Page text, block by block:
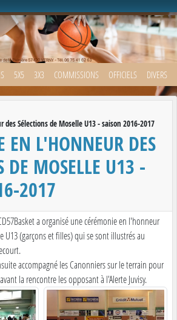
5X5 3X3 COMMISSIONS OFFICIELS DIVERS
Sélections de Moselle U13 - saison 2016-2017
EN L'HONNEUR DES
DE MOSELLE U13 -
2017
a organisé une cérémonie en l'honneur
U13 (garçons et filles) qui se sont illustrés au
accompagné les Canonniers sur le terrain pour
la rencontre les opposant à l'Alerte Juvisy.